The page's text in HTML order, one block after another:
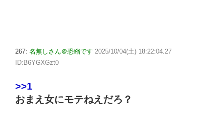
267: 名無しさん＠恐縮です 2025/10/04(土) 18:22:04.27
ID:B6YGXGzt0
>>1
おまえ女にモテねえだろ？